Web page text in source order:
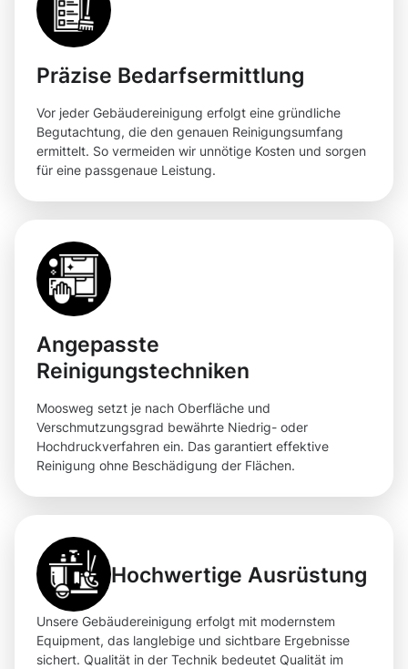
Präzise Bedarfsermittlung
Vor jeder Gebäudereinigung erfolgt eine gründliche
Begutachtung, die den genauen Reinigungsumfang
ermittelt. So vermeiden wir unnötige Kosten und sorgen
für eine passgenaue Leistung.
Angepasste
Reinigungstechniken
Moosweg setzt je nach Oberfläche und
Verschmutzungsgrad bewährte Niedrig- oder
Hochdruckverfahren ein. Das garantiert effektive
Reinigung ohne Beschädigung der Flächen.
Hochwertige Ausrüstung
Unsere Gebäudereinigung erfolgt mit modernstem
Equipment, das langlebige und sichtbare Ergebnisse
sichert. Qualität in der Technik bedeutet Qualität im